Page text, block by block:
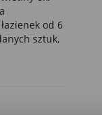
od 6
sztuk,